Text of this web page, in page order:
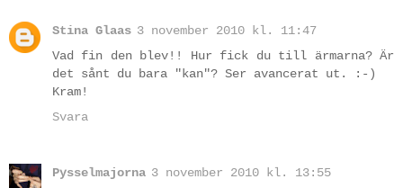
Stina Glaas 3 november 2010 kl. 11:47
Vad fin den blev!! Hur fick du till ärmarna? Är
det sånt du bara "kan"? Ser avancerat ut. :-)
Kram!
Svara
Pysselmajorna 3 november 2010 kl. 13:55